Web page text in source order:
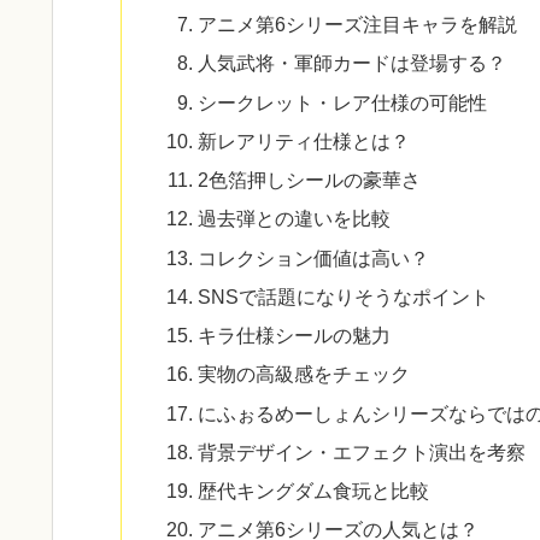
アニメ第6シリーズ注目キャラを解説
人気武将・軍師カードは登場する？
シークレット・レア仕様の可能性
新レアリティ仕様とは？
2色箔押しシールの豪華さ
過去弾との違いを比較
コレクション価値は高い？
SNSで話題になりそうなポイント
キラ仕様シールの魅力
実物の高級感をチェック
にふぉるめーしょんシリーズならでは
背景デザイン・エフェクト演出を考察
歴代キングダム食玩と比較
アニメ第6シリーズの人気とは？